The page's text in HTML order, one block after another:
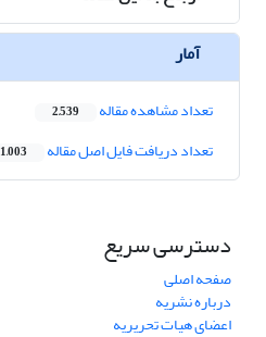
آمار
تعداد مشاهده مقاله 2,539
تعداد دریافت فایل اصل مقاله 1,003
دسترسی سریع
صفحه اصلی
درباره نشریه
اعضای هیات تحریریه